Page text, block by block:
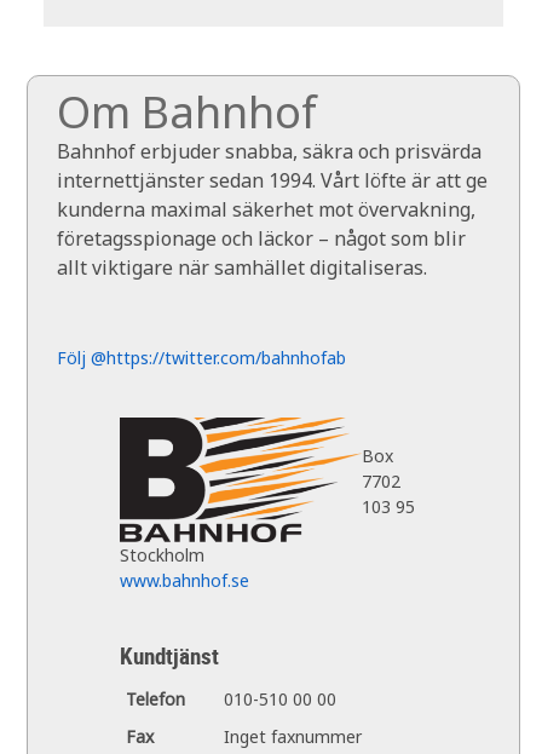
Om Bahnhof
Bahnhof erbjuder snabba, säkra och prisvärda
internettjänster sedan 1994. Vårt löfte är att ge
kunderna maximal säkerhet mot övervakning,
företagsspionage och läckor – något som blir
allt viktigare när samhället digitaliseras.
Följ @https://twitter.com/bahnhofab
Box
7702
103 95
Stockholm
www.bahnhof.se
Kundtjänst
Telefon
010-510 00 00
Fax
Inget faxnummer